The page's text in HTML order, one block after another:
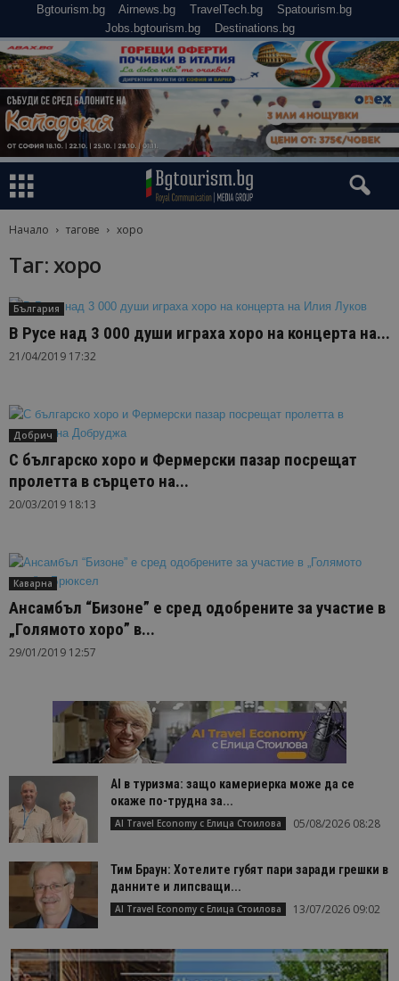
Bgtourism.bg Airnews.bg TravelTech.bg
Spatourism.bg
Jobs.bgtourism.bg
Destinations.bg
Начало тагове хоро
Таг: хоро
България
В Русе над 3 000 души играха хоро на концерта на...
21/04/2019 17:32
Добрич
С българско хоро и Фермерски пазар посрещат
пролетта в сърцето на...
20/03/2019 18:13
Каварна
Ансамбъл “Бизоне” е сред одобрените за участие в
„Голямото хоро” в...
29/01/2019 12:57
AI в туризма: защо камериерка може да се
окаже по-трудна за...
AI Travel Economy с Елица Стоилова 05/08/2026 08:28
Тим Браун: Хотелите губят пари заради грешки в
данните и липсващи...
AI Travel Economy с Елица Стоилова 13/07/2026 09:02